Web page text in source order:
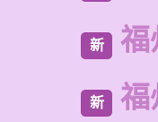
新 福
新 福